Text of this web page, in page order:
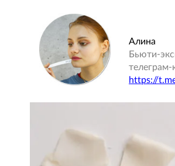
Алина
Бьюти-
телеграм-
https://